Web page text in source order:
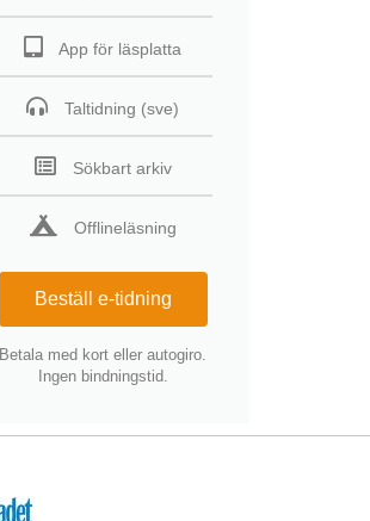
App för läsplatta
Taltidning (sve)
Sökbart arkiv
Offlineläsning
Beställ e-tidning
Betala med kort eller autogiro.
Ingen bindningstid.